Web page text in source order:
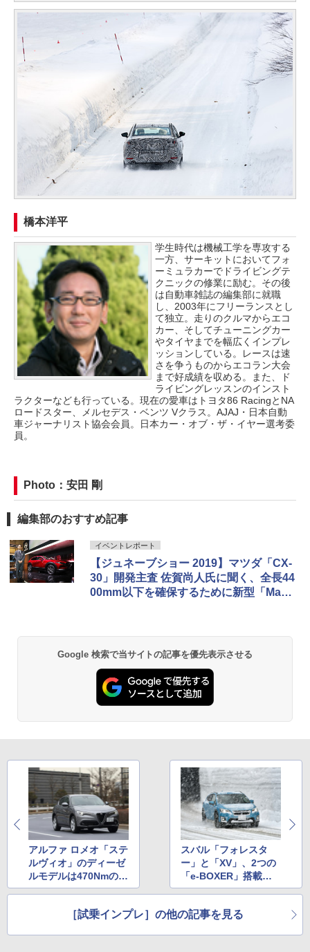
橋本洋平
学生時代は機械工学を専攻する
一方、サーキットにおいてフォ
ーミュラカーでドライビングテ
クニックの修業に励む。その後
は自動車雑誌の編集部に就職
し、2003年にフリーランスとし
て独立。走りのクルマからエコ
カー、そしてチューニングカー
やタイヤまでを幅広くインプレ
ッションしている。レースは速
さを争うものからエコラン大会
まで好成績を収める。また、ド
ライビングレッスンのインスト
ラクターなども行っている。現在の愛車はトヨタ86 RacingとNA
ロードスター、メルセデス・ベンツ Vクラス。AJAJ・日本自動
車ジャーナリスト協会会員。日本カー・オブ・ザ・イヤー選考委
員。
Photo：安田 剛
編集部のおすすめ記事
イベントレポート
【ジュネーブショー 2019】マツダ「CX-
30」開発主査 佐賀尚人氏に聞く、全長44
00mm以下を確保するために新型「Mazd
Google 検索で当サイトの記事を優先表示させる
アルファ ロメオ「ステ
ルヴィオ」のディーゼ
ルモデルは470Nmの最
大トルクで滑らかに加
スバル「フォレスタ
ー」と「XV」、2つの
「e-BOXER」搭載モ
デルの「雪国総合性
ソリンモデルに対する
［試乗インプレ］の他の記事を見る